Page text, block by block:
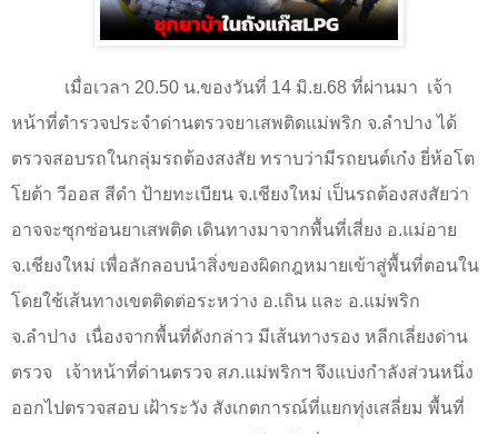
เมื่อเวลา 20.50 น.ของวันที่ 14 มิ.ย.68 ที่ผ่านมา เจ้า
หน้าที่ตำรวจประจำด่านตรวจยาเสพติดแม่พริก จ.ลำปาง ได้
ตรวจสอบรถในกลุ่มรถต้องสงสัย ทราบว่ามีรถยนต์เก๋ง ยี่ห้อโต
โยต้า วีออส สีดำ ป้ายทะเบียน จ.เชียงใหม่ เป็นรถต้องสงสัยว่า
อาจจะซุกซ่อนยาเสพติด เดินทางมาจากพื้นที่เสี่ยง อ.แม่อาย
จ.เชียงใหม่ เพื่อลักลอบนำสิ่งของผิดกฎหมายเข้าสู่พื้นที่ตอนใน
โดยใช้เส้นทางเขตติดต่อระหว่าง อ.เถิน และ อ.แม่พริก
จ.ลำปาง เนื่องจากพื้นที่ดังกล่าว มีเส้นทางรอง หลีกเลี่ยงด่าน
ตรวจ
เจ้าหน้าที่ด่านตรวจ สภ.แม่พริกฯ จึงแบ่งกำลังส่วนหนึ่ง
ออกไปตรวจสอบ เฝ้าระวัง สังเกตการณ์ที่แยกทุ่งเสลี่ยม พื้นที่